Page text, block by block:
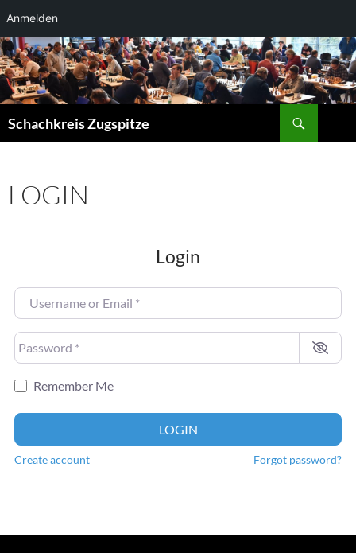
Anmelden
Schachkreis Zugspitze
LOGIN
Login
Username or Email
Password *
Remember Me
LOGIN
Create account Forgot password?